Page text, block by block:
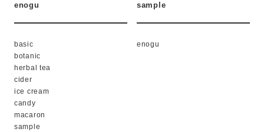
enogu
basic
botanic
herbal tea
cider
ice cream
candy
macaron
sample
sample
enogu